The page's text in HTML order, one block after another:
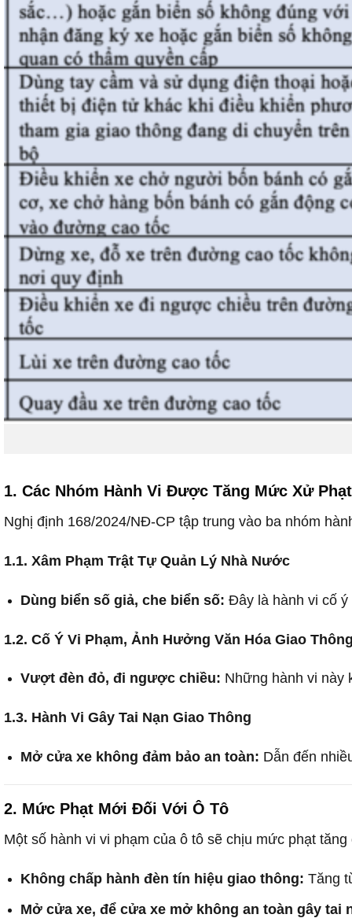
1. Các Nhóm Hành Vi Được Tăng Mức Xử Phạt
Nghị định 168/2024/NĐ-CP tập trung vào ba nhóm
1.1. Xâm Phạm Trật Tự Quản Lý Nhà Nước
Dùng biển số giả, che biển số: Đây là hành vi cố
1.2. Cố Ý Vi Phạm, Ảnh Hưởng Văn Hóa Giao
Vượt đèn đỏ, đi ngược chiều: Những hành vi này
1.3. Hành Vi Gây Tai Nạn Giao Thông
Mở cửa xe không đảm bảo an toàn: Dẫn đến
2. Mức Phạt Mới Đối Với Ô Tô
Một số hành vi vi phạm của ô tô sẽ chịu mức phạt tăng
Không chấp hành đèn tín hiệu giao thông: Tăng
Mở cửa xe, để cửa xe mở không an toàn gây tai